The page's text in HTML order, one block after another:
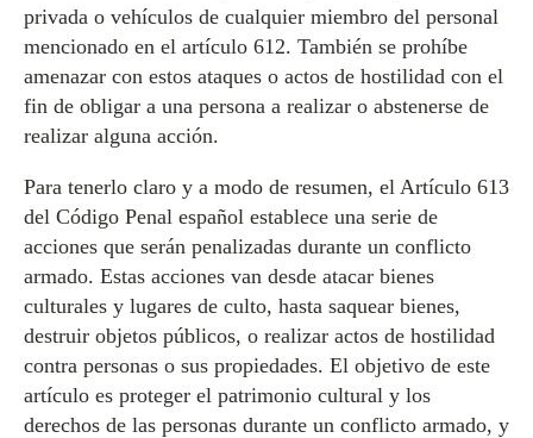
privada o vehículos de cualquier miembro del personal
mencionado en el artículo 612. También se prohíbe
amenazar con estos ataques o actos de hostilidad con el
fin de obligar a una persona a realizar o abstenerse de
realizar alguna acción.
Para tenerlo claro y a modo de resumen, el Artículo 613
del Código Penal español establece una serie de
acciones que serán penalizadas durante un conflicto
armado. Estas acciones van desde atacar bienes
culturales y lugares de culto, hasta saquear bienes,
destruir objetos públicos, o realizar actos de hostilidad
contra personas o sus propiedades. El objetivo de este
artículo es proteger el patrimonio cultural y los
derechos de las personas durante un conflicto armado, y